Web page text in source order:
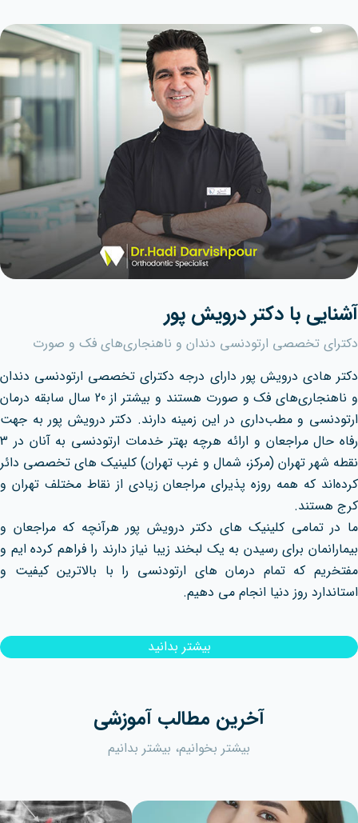
آشنایی با دکتر درویش پور
دکترای تخصصی ارتودنسی دندان و ناهنجاری‌های فک و صورت
دکتر هادی درویش پور دارای درجه دکترای تخصصی ارتودنسی دندان
و ناهنجاری‌های فک و صورت هستند و بیشتر از 20 سال سابقه درمان
ارتودنسی و مطب‌داری در این زمینه دارند. دکتر درویش پور به جهت
رفاه حال مراجعان و ارائه هرچه بهتر خدمات ارتودنسی به آنان در 3
نقطه شهر تهران (مرکز، شمال و غرب تهران) کلینیک های تخصصی دائر
کرده‌اند که همه روزه پذیرای مراجعان زیادی از نقاط مختلف تهران و
کرج هستند.
ما در تمامی کلینیک های دکتر درویش پور هرآنچه که مراجعان و
بیمارانمان برای رسیدن به یک لبخند زیبا نیاز دارند را فراهم کرده ایم و
مفتخریم که تمام درمان های ارتودنسی را با بالاترین کیفیت و
استاندارد روز دنیا انجام می دهیم.
بیشتر بدانید
آخرین مطالب آموزشی
بیشتر بخوانیم، بیشتر بدانیم